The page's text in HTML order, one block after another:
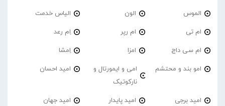
الموس الون الیاس خدمت
ام تی ام رپر اِم رعد
ام سی داج امزا اِمشا
امو بند و محتشم
امی و ایمورتال و
نارکوتیک
امید احسان
امید برجی امید پایدار امید جهان